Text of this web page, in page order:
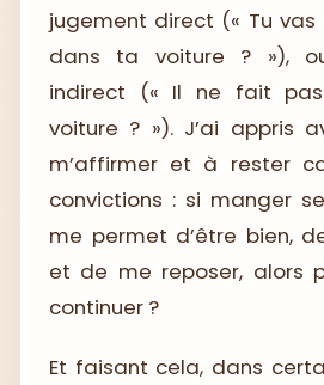
jugement direct (« Tu vas
dans ta voiture ? »),
indirect (« Il ne fait
voiture ? »). J’ai appris
m’affirmer et à rester
convictions : si manger
me permet d’être bien,
et de me reposer, alors
continuer ?
Et faisant cela, dans